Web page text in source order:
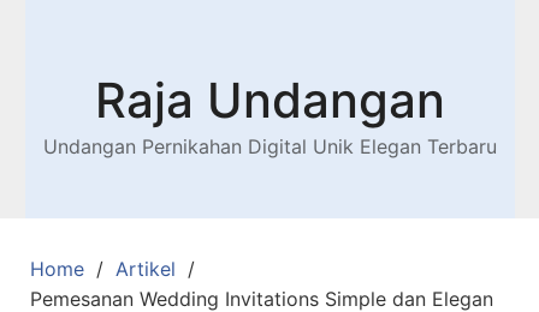
Raja Undangan
Undangan Pernikahan Digital Unik Elegan Terbaru
Home
Artikel
Pemesanan Wedding Invitations Simple dan Elegan